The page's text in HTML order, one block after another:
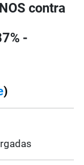
contra
-
)